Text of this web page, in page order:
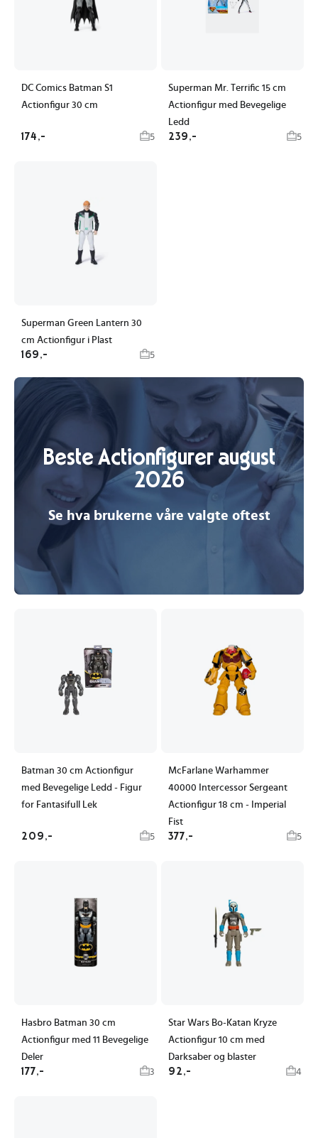
DC Comics Batman S1
Actionfigur 30 cm
174,- 5
Superman Mr. Terrific 15 cm
Actionfigur med Bevegelige
Ledd
239,- 5
Superman Green Lantern 30
cm Actionfigur i Plast
169,- 5
Beste Actionfigurer august
2026
Se hva brukerne våre valgte oftest
Batman 30 cm Actionfigur
med Bevegelige Ledd - Figur
for Fantasifull Lek
209,- 5
McFarlane Warhammer
40000 Intercessor Sergeant
Actionfigur 18 cm - Imperial
Fist
377,- 5
Hasbro Batman 30 cm
Actionfigur med 11 Bevegelige
Deler
177,- 3
Star Wars Bo-Katan Kryze
Actionfigur 10 cm med
Darksaber og blaster
92,- 4